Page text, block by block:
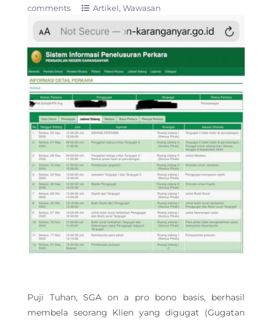
comments
Artikel Wawasan
Puji Tuhan, SGA on a pro bono basis, berhasil
membela seorang Klien yang digugat (Gugatan